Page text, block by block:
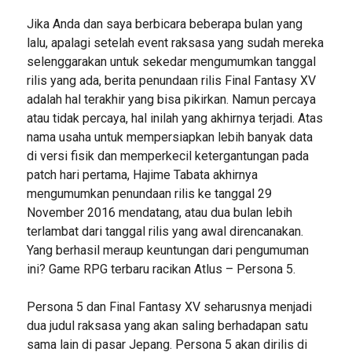
Jika Anda dan saya berbicara beberapa bulan yang
lalu, apalagi setelah event raksasa yang sudah mereka
selenggarakan untuk sekedar mengumumkan tanggal
rilis yang ada, berita penundaan rilis Final Fantasy XV
adalah hal terakhir yang bisa pikirkan. Namun percaya
atau tidak percaya, hal inilah yang akhirnya terjadi. Atas
nama usaha untuk mempersiapkan lebih banyak data
di versi fisik dan memperkecil ketergantungan pada
patch hari pertama, Hajime Tabata akhirnya
mengumumkan penundaan rilis ke tanggal 29
November 2016 mendatang, atau dua bulan lebih
terlambat dari tanggal rilis yang awal direncanakan.
Yang berhasil meraup keuntungan dari pengumuman
ini? Game RPG terbaru racikan Atlus – Persona 5.
Persona 5 dan Final Fantasy XV seharusnya menjadi
dua judul raksasa yang akan saling berhadapan satu
sama lain di pasar Jepang. Persona 5 akan dirilis di